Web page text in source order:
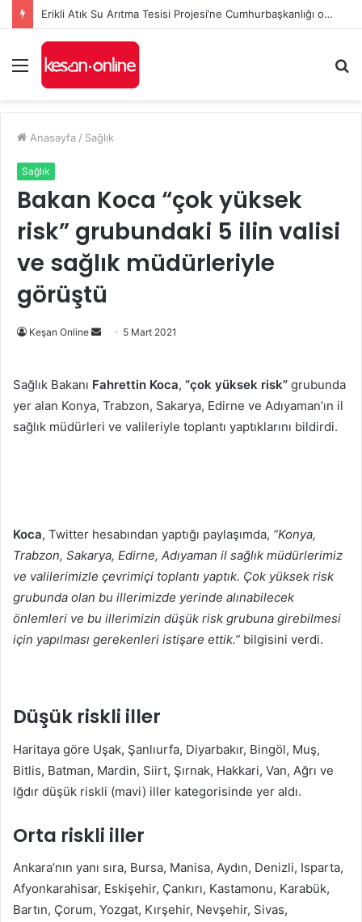
Erikli Atık Su Arıtma Tesisi Projesi’ne Cumhurbaşkanlığı onayı
Menü
...
Anasayfa / Sağlık
Sağlık
Bakan Koca “çok yüksek
risk” grubundaki 5 ilin valisi
ve sağlık müdürleriyle
görüştü
Keşan Online
Bir
göndermek
5 Mart 2021
Sağlık Bakanı Fahrettin Koca, “çok yüksek risk” grubunda
yer alan Konya, Trabzon, Sakarya, Edirne ve Adıyaman’ın il
sağlık müdürleri ve valileriyle toplantı yaptıklarını bildirdi.
Koca, Twitter hesabından yaptığı paylaşımda, “Konya,
Trabzon, Sakarya, Edirne, Adıyaman il sağlık müdürlerimiz
ve valilerimizle çevrimiçi toplantı yaptık. Çok yüksek risk
grubunda olan bu illerimizde yerinde alınabilecek
önlemleri ve bu illerimizin düşük risk grubuna girebilmesi
için yapılması gerekenleri istişare ettik.” bilgisini verdi.
Düşük riskli iller
Haritaya göre Uşak, Şanlıurfa, Diyarbakır, Bingöl, Muş,
Bitlis, Batman, Mardin, Siirt, Şırnak, Hakkari, Van, Ağrı ve
Iğdır düşük riskli (mavi) iller kategorisinde yer aldı.
Orta riskli iller
Ankara’nın yanı sıra, Bursa, Manisa, Aydın, Denizli, Isparta,
Afyonkarahisar, Eskişehir, Çankırı, Kastamonu, Karabük,
Bartın, Çorum, Yozgat, Kırşehir, Nevşehir, Sivas,